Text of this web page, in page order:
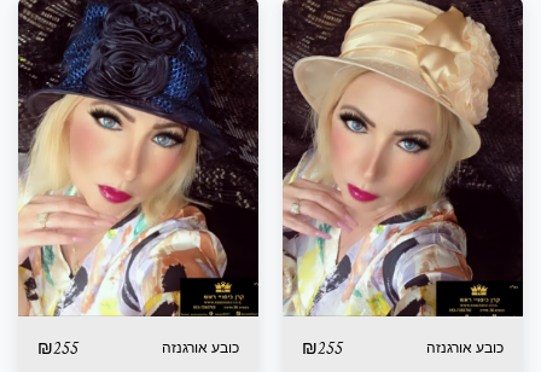
כובע אורגנזה ₪255 כובע אורגנזה ₪255